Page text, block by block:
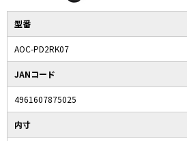
型番
AOC-PD2RK07
JANコード
4961607875025
内寸